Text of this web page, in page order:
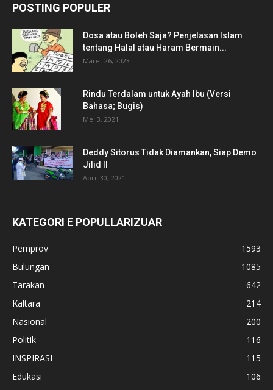
POSTING POPULER
Dosa atau Boleh Saja? Penjelasan Islam
tentang Halal atau Haram Bermain...
Maret 26, 2023
Rindu Terdalam untuk Ayah Ibu (Versi
Bahasa; Bugis)
Mei 3, 2021
Deddy Sitorus Tidak Diamankan, Siap Demo
Jilid II
April 30, 2021
KATEGORI E POPULLARIZUAR
Pemprov
1593
Bulungan
1085
Tarakan
642
Kaltara
214
Nasional
200
Politik
116
INSPIRASI
115
Edukasi
106